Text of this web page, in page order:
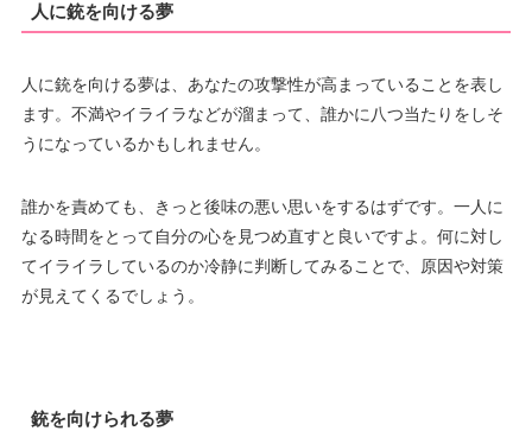
人に銃を向ける夢
人に銃を向ける夢は、あなたの攻撃性が高まっていることを表し
ます。不満やイライラなどが溜まって、誰かに八つ当たりをしそ
うになっているかもしれません。
誰かを責めても、きっと後味の悪い思いをするはずです。一人に
なる時間をとって自分の心を見つめ直すと良いですよ。何に対し
てイライラしているのか冷静に判断してみることで、原因や対策
が見えてくるでしょう。
銃を向けられる夢